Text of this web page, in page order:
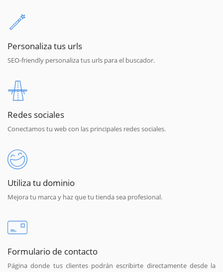
Personaliza tus urls
SEO-friendly personaliza tus urls para el buscador.
Redes sociales
Conectamos tu web con las principales redes sociales.
Utiliza tu dominio
Mejora tu marca y haz que tu tienda sea profesional.
Formulario de contacto
Página donde tus clientes podrán escribirte directamente desde la